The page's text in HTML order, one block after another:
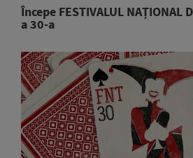
Începe FESTIVALUL NAȚIONAL
a 30-a